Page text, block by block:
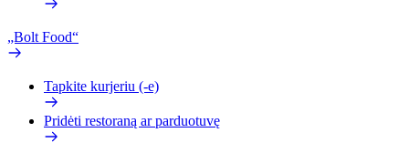
„Bolt Food“
Tapkite kurjeriu (-e)
Pridėti restoraną ar parduotuvę